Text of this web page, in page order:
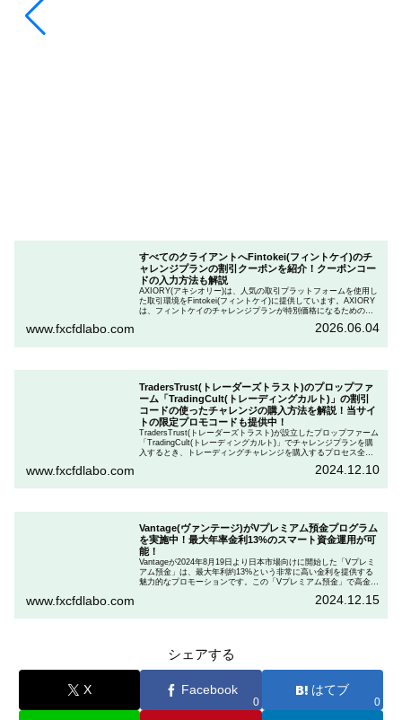
すべてのクライアントへFintokei(フィントケイ)のチ
ャレンジプランの割引クーポンを紹介！クーポンコー
ドの入力方法も解説
AXIORY(アキシオリー)は、人気の取引プラットフォームを使用し
た取引環境をFintokei(フィントケイ)に提供しています。AXIORY
は、フィントケイのチャレンジプランが特別価格になるためのク
ランを申し込むときのクーポンコードを入力して割引にする方法
www.fxcfdlabo.com 2026.06.04
TradersTrust(トレーダーズトラスト)のプロップファ
ーム「TradingCult(トレーディングカルト)」の割引
コードの使ったチャレンジの購入方法を解説！当サイ
トの限定プロモコードも提供中！
TradersTrust(トレーダーズトラスト)が設立したプロップファーム
「TradingCult(トレーディングカルト)」でチャレンジプランを購
入するとき、トレーディングチャレンジを購入するプロセス全体
ます。さらに、TradingCultがほぼ定期的に実施している割引コー
www.fxcfdlabo.com 2024.12.10
Vantage(ヴァンテージ)がVプレミアム預金プログラム
を実施中！最大年率金利13%のスマート資金運用が可
能！
Vantageが2024年8月19日より日本市場向けに開始した「Vプレミ
アム預金」は、最大年利約13%という非常に高い金利を提供する
魅力的なプロモーションです。この「Vプレミアム預金」で高金利
「Vプレミアム預金」を行いたい人は、この記事をしっかりと読ん
www.fxcfdlabo.com 2024.12.15
シェアする
X Facebook
0
はてブ
0